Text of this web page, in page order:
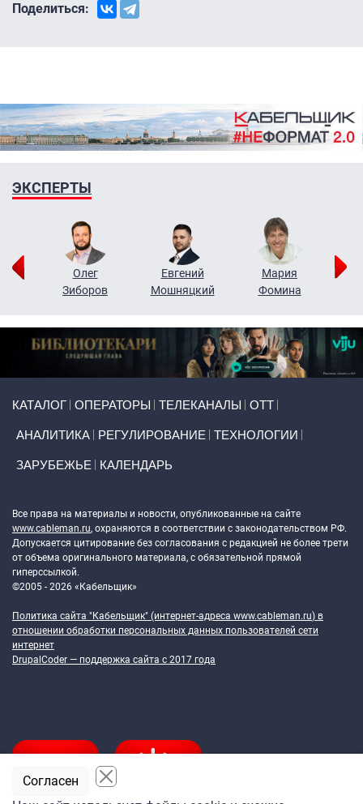
Поделиться:
ЭКСПЕРТЫ
Олег
Зиборов
Евгений
Мошняцкий
Мария
Фомина
КАТАЛОГ ОПЕРАТОРЫ ТЕЛЕКАНАЛЫ ОТТ
АНАЛИТИКА РЕГУЛИРОВАНИЕ ТЕХНОЛОГИИ
ЗАРУБЕЖЬЕ КАЛЕНДАРЬ
Все права на материалы и новости, опубликованные на сайте
www.cableman.ru, охраняются в соответствии с законодательством РФ.
Допускается цитирование без согласования с редакцией не более трети
от объема оригинального материала, с обязательной прямой
гиперссылкой.
©2005 - 2026 «Кабельщик»
Политика сайта "Кабельщик" (интернет-адреса www.cableman.ru) в
отношении обработки персональных данных пользователей сети
интернет
DrupalCoder — поддержка сайта c 2017 года
Согласен